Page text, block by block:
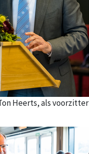
Heerts, als voorzitter